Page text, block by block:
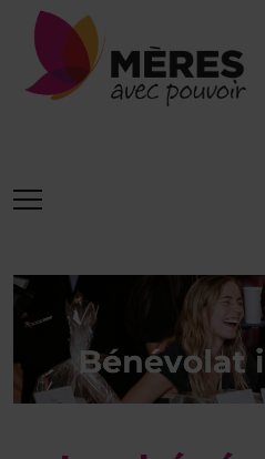
Identité du
Navigation et